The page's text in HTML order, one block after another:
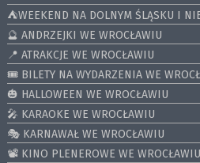
⛺️WEEKEND NA DOLNYM ŚLĄSKU I
🔮 ANDRZEJKI WE WROCŁAWIU
📍 ATRAKCJE WE WROCŁAWIU
🎟️ BILETY NA WYDARZENIA WE
🎃 HALLOWEEN WE WROCŁAWIU
🎤 KARAOKE WE WROCŁAWIU
🎭 KARNAWAŁ WE WROCŁAWIU
📽️ KINO PLENEROWE WE WROCŁAWIU